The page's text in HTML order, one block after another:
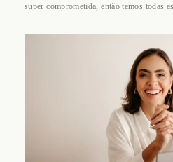
super comprometida, então temos todas